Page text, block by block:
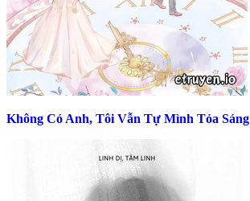
Không Có Anh, Tôi Vẫn Tự Mình Tỏa Sáng